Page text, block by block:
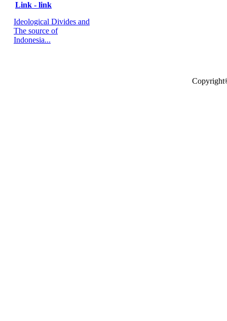
Link - link
Ideological Divides and
The source of
Indonesia...